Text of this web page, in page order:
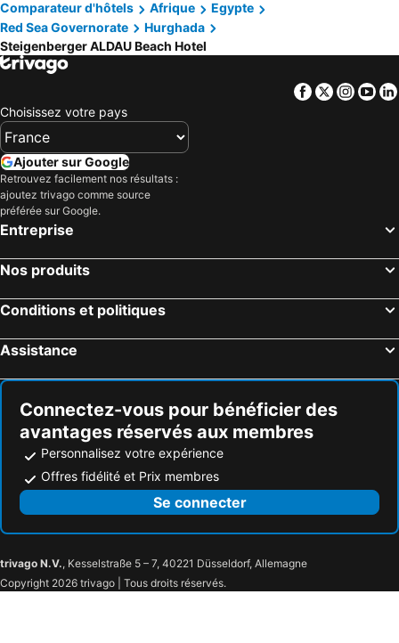
Comparateur d'hôtels
Afrique
Egypte
Red Sea Governorate
Hurghada
Steigenberger ALDAU Beach Hotel
Facebook
Twitter
Choisissez votre pays
Ajouter sur Google
Retrouvez facilement nos résultats :
ajoutez trivago comme source
préférée sur Google.
Entreprise
Nos produits
Conditions et politiques
Assistance
Connectez-vous pour bénéficier des
avantages réservés aux membres
Personnalisez votre expérience
Offres fidélité et Prix membres
Se connecter
trivago N.V., Kesselstraße 5 – 7, 40221 Düsseldorf, Allemagne
Copyright 2026 trivago | Tous droits réservés.